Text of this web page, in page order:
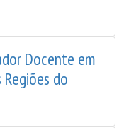
Docente em
do